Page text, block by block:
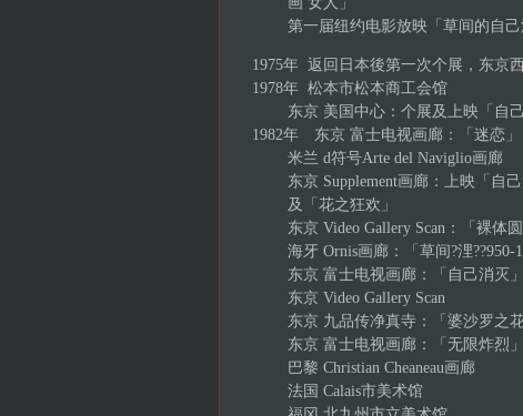
第一届纽约电影放映「草间的自己
1975年 返回日本後第一次个展，东京
1978年 松本市松本商工会馆
东京 美国中心：个展及上映「自己
1982年 东京 富士电视画廊：「迷恋」
米兰 d符号Arte del Naviglio画廊
东京 Supplement画廊：上映「自己
及「花之狂欢」
东京 Video Gallery Scan：「裸体圆
海牙 Ornis画廊：「草间?浬??950-
东京 富士电视画廊：「自己消灭」
东京 Video Gallery Scan
东京 九品传净真寺：「婆沙罗之花
东京 富士电视画廊：「无限炸烈」
巴黎 Christian Cheaneau画廊
法国 Calais市美术馆